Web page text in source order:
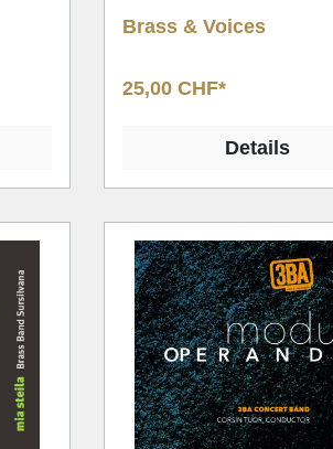
Brass & Voices
25,00 CHF*
Details